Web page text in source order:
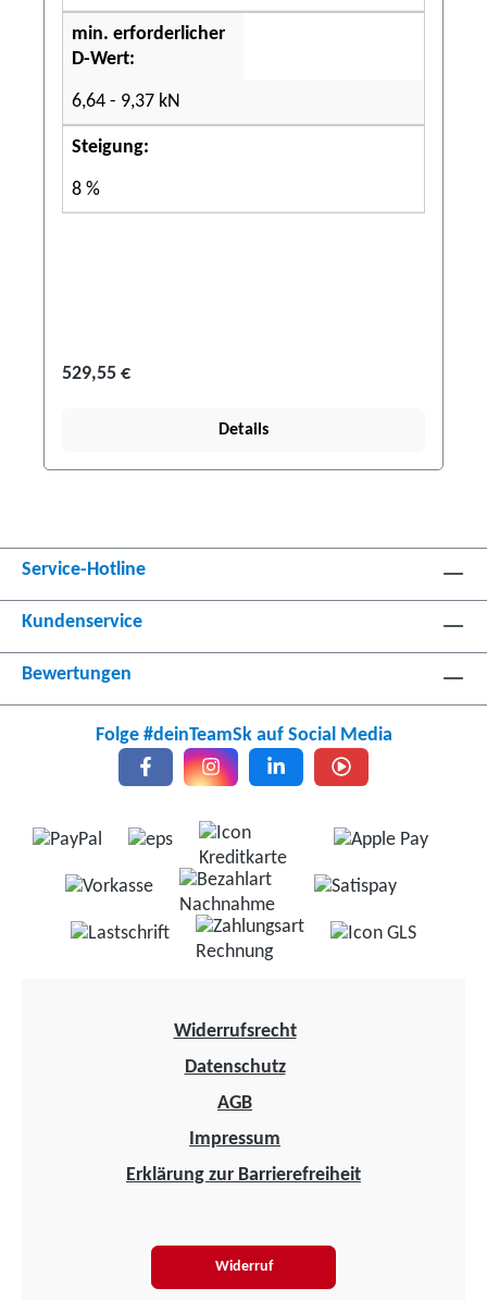
min. erforderlicher
D-Wert:
6,64 - 9,37 kN
Steigung:
8 %
529,55 €
Details
Service-Hotline
Kundenservice
Bewertungen
Folge #deinTeamSk auf Social Media
Widerrufsrecht
Datenschutz
AGB
Impressum
Erklärung zur Barrierefreiheit
Widerruf